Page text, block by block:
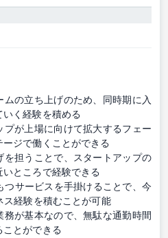
ムの立ち上げのため、同時期に入
く経験を積める
プが上場に向けて拡大するフェー
ジで働くことができる
を担うことで、スタートアップの
ところで経験できる
つサービスを手掛けることで、今
経験を積むことが可能
務が基本なので、無駄な通勤時間
ことができる